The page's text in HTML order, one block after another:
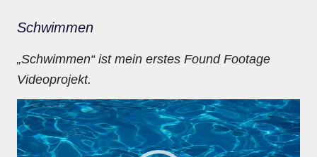
video.art
Schwimmen
„Schwimmen“ ist mein erstes Found Footage
Videoprojekt.
Video-
Player